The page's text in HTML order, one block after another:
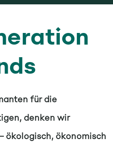
Lab-grown
für die
denken wir
ökonomisch